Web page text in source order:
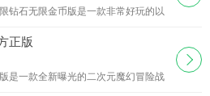
钻石无限金币版是一款非常好玩的以
特曼英雄可以选择，培养，多阵容
正版
是一款全新曝光的二次元魔幻冒险战
下载